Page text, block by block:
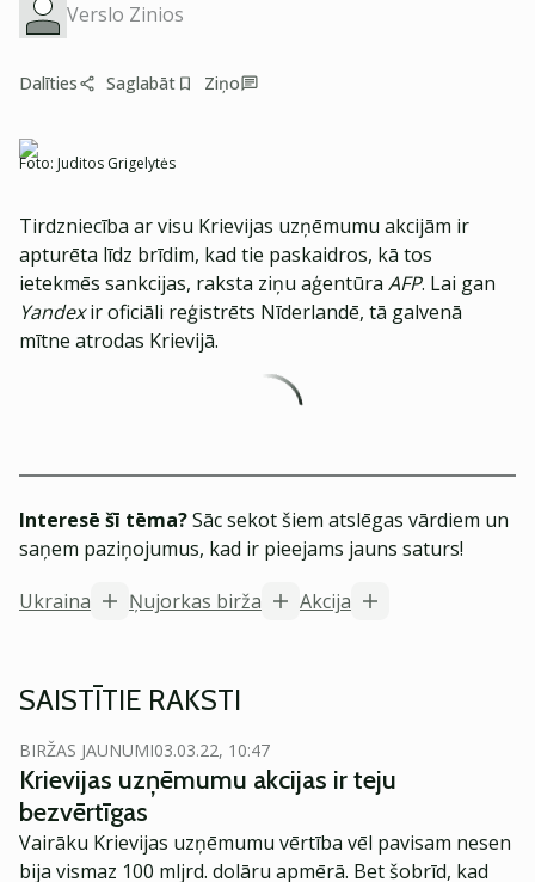
Verslo Zinios
Dalīties Saglabāt Ziņo
Foto: Juditos Grigelytės
Tirdzniecība ar visu Krievijas uzņēmumu akcijām ir
apturēta līdz brīdim, kad tie paskaidros, kā tos
ietekmēs sankcijas, raksta ziņu aģentūra AFP. Lai gan
Yandexir oficiāli reģistrēts Nīderlandē, tā galvenā
mītne atrodas Krievijā.
Interesē šī tēma?Sāc sekot šiem atslēgas vārdiem un
saņem paziņojumus, kad ir pieejams jauns saturs!
Ukraina
Ņujorkas birža Akcija
SAISTĪTIE RAKSTI
BIRŽAS JAUNUMI03.03.22, 10:47
Krievijas uzņēmumu akcijas ir teju
bezvērtīgas
Vairāku Krievijas uzņēmumu vērtība vēl pavisam nesen
bija vismaz 100 mljrd. dolāru apmērā. Bet šobrīd, kad